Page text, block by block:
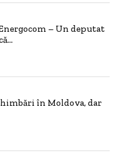
– Un deputat
în Moldova, dar